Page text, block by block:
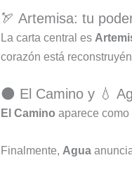
🏹 Artemisa: tu
La carta central es
corazón está
🌑 El Camino y 💧
El Camino aparece
Finalmente, Agua